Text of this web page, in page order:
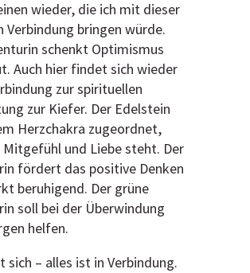
wieder, die ich mit dieser
Verbindung bringen würde.
schenkt Optimismus
Auch hier findet sich wieder
zur spirituellen
zur Kiefer. Der Edelstein
Herzchakra zugeordnet,
und Liebe steht. Der
fördert das positive Denken
beruhigend. Der grüne
soll bei der Überwindung
helfen.
sich – alles ist in Verbindung.